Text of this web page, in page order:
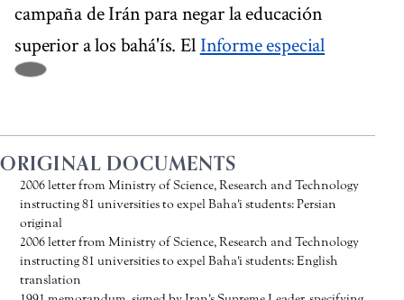
campaña de Irán para negar la educación
superior a los bahá'ís. El Informe especial
ORIGINAL DOCUMENTS
2006 letter from Ministry of Science, Research and Technology
instructing 81 universities to expel Baha'i students: Persian
original
2006 letter from Ministry of Science, Research and Technology
instructing 81 universities to expel Baha'i students: English
translation